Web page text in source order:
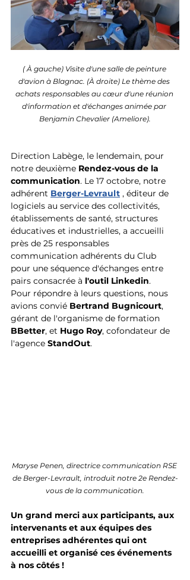
( À gauche) Visite d'une salle de peinture
d'avion à Blagnac. (À droite) Le thème des
achats responsables au cœur d'une réunion
d'information et d'échanges animée par
Benjamin Chevalier (Ameliore).
Direction Labège, le lendemain, pour
notre deuxième Rendez-vous de la
communication. Le 17 octobre, notre
adhérent Berger-Levrault , éditeur de
logiciels au service des collectivités,
établissements de santé, structures
éducatives et industrielles, a accueilli
près de 25 responsables
communication adhérents du Club
pour une séquence d'échanges entre
pairs consacrée à l'outil Linkedin.
Pour répondre à leurs questions, nous
avions convié Bertrand Bugnicourt,
gérant de l'organisme de formation
BBetter, et Hugo Roy, cofondateur de
l'agence StandOut.
Maryse Penen, directrice communication RSE
de Berger-Levrault, introduit notre 2e Rendez-
vous de la communication.
Un grand merci aux participants, aux
intervenants et aux équipes des
entreprises adhérentes qui ont
accueilli et organisé ces événements
à nos côtés !